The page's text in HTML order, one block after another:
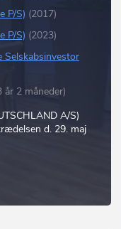
P/S) (2017)
P/S) (2023)
Selskabsinvestor
år 2 måneder)
A/S)
d. 29. maj